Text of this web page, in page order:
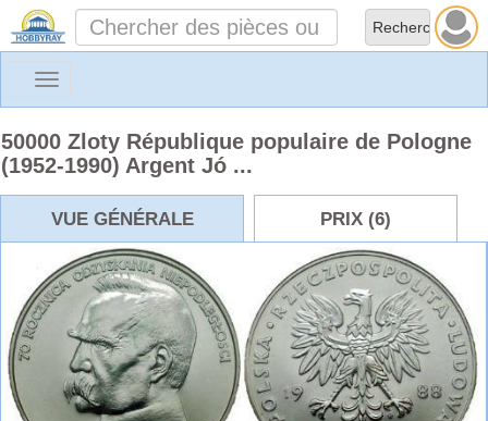
Toggle
50000 Zloty République populaire de Pologne
(1952-1990) Argent Jó ...
VUE GÉNÉRALE PRIX (6)